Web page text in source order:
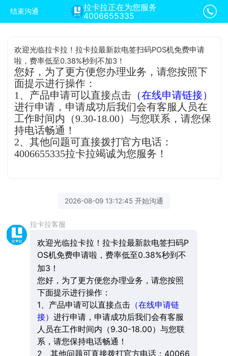
结束沟通
拉卡拉正在为您服务
4006655335
欢迎光临拉卡拉！拉卡拉最新款电签扫码POS机免费申请
啦，费率低至0.38%秒到不加3！
您好，为了更方便您办理业务，请您按照下
面提示进行操作：
1、产品申请可以直接点击 （在线申请链接）
进行申请，申请成功后我们会有客服人员在
工作时间内（9.30-18.00）与您联系，请您保
持电话畅通！
2、其他问题可直接拨打官方电话：
4006655335拉卡拉竭诚为您服务！
2026-08-09 13:12:45 开始沟通
拉卡拉客服
欢迎光临拉卡拉！拉卡拉最新款电签扫码P
OS机免费申请啦，费率低至0.38%秒到不
加3！
您好，为了更方便您办理业务，请您按照
下面提示进行操作：
1、产品申请可以直接点击（在线申请链
接） 进行申请，申请成功后我们会有客服
人员在工作时间内（9.30-18.00）与您联
系，请您保持电话畅通！
2、其他问题可直接拨打官方电话：40066